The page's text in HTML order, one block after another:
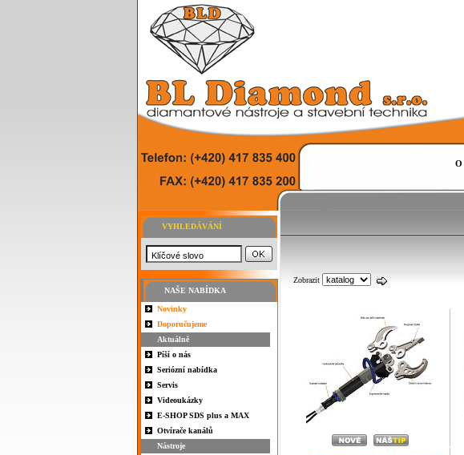
O
VYHLEDÁVÁNÍ
NAŠE NABÍDKA
Novinky
Doporučujeme
Aktuálně
Píší o nás
Seriózní nabídka
Servis
Videoukázky
E-SHOP SDS plus a MAX
Otvírače kanálů
Nástroje
Zobrazit